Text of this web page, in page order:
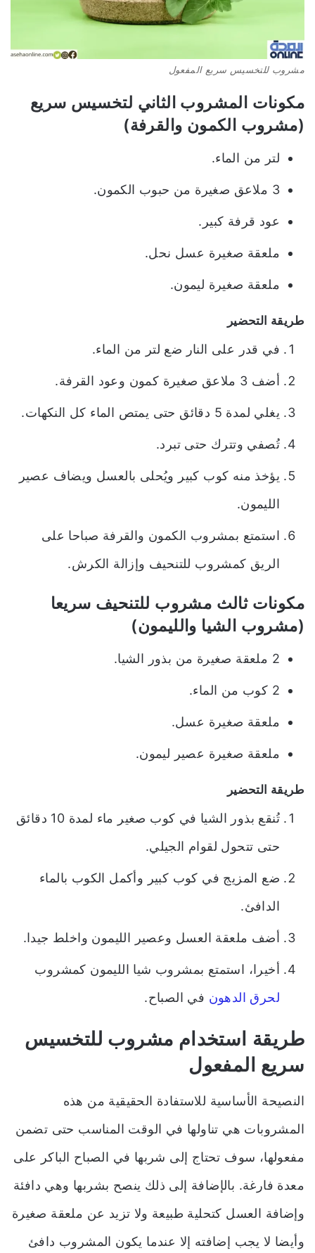
مشروب للتخسيس سريع المفعول
مكونات المشروب الثاني لتخسيس سريع
(مشروب الكمون والقرفة)
لتر من الماء.
3 ملاعق صغيرة من حبوب الكمون.
عود قرفة كبير.
ملعقة صغيرة عسل نحل.
ملعقة صغيرة ليمون.
طريقة التحضير
في قدر على النار ضع لتر من الماء.
أضف 3 ملاعق صغيرة كمون وعود القرفة.
يغلي لمدة 5 دقائق حتى يمتص الماء كل النكهات.
تُصفي وتترك حتى تبرد.
يؤخذ منه كوب كبير ويُحلى بالعسل ويضاف عصير
الليمون.
استمتع بمشروب الكمون والقرفة صباحا على
الريق كمشروب للتنحيف وإزالة الكرش.
مكونات ثالث مشروب للتنحيف سريعا
(مشروب الشيا والليمون)
2 ملعقة صغيرة من بذور الشيا.
2 كوب من الماء.
ملعقة صغيرة عسل.
ملعقة صغيرة عصير ليمون.
طريقة التحضير
تُنقع بذور الشيا في كوب صغير ماء لمدة 10 دقائق
حتى تتحول لقوام الجيلي.
ضع المزيج في كوب كبير وأكمل الكوب بالماء
الدافئ.
أضف ملعقة العسل وعصير الليمون واخلط جيدا.
أخيرا، استمتع بمشروب شيا الليمون كمشروب
لحرق الدهون في الصباح.
طريقة استخدام مشروب للتخسيس
سريع المفعول
النصيحة الأساسية للاستفادة الحقيقية من هذه
المشروبات هي تناولها في الوقت المناسب حتى تضمن
مفعولها، سوف تحتاج إلى شربها في الصباح الباكر على
معدة فارغة. بالإضافة إلى ذلك ينصح بشربها وهي دافئة
وإضافة العسل كتحلية طبيعة ولا تزيد عن ملعقة صغيرة
وأيضا لا يجب إضافته إلا عندما يكون المشروب دافئ